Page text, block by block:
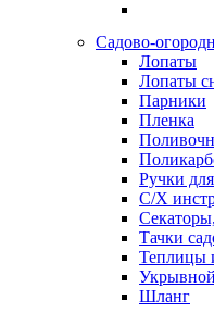
Садово-
Лопаты
Лопаты
Парники
Пленка
Ручки
С/Х
Тачки
Теплицы
Шланг